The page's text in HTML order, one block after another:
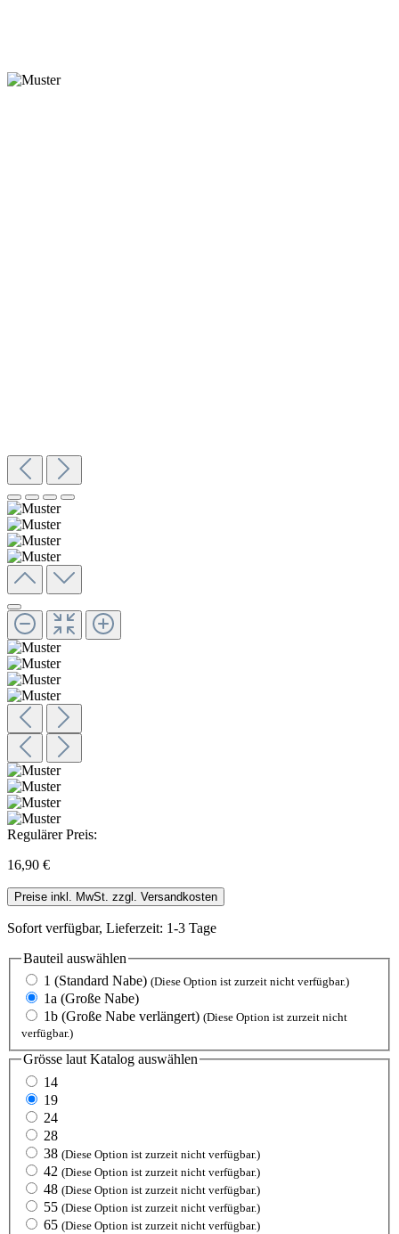
Regulärer Preis:
16,90 €
Preise inkl. MwSt. zzgl. Versandkosten
Sofort verfügbar, Lieferzeit: 1-3 Tage
Bauteil auswählen
1 (Standard Nabe) (Diese Option ist zurzeit nicht verfügbar.)
1a (Große Nabe)
1b (Große Nabe verlängert) (Diese Option ist zurzeit nicht
verfügbar.)
Grösse laut Katalog auswählen
14
19
24
28
38 (Diese Option ist zurzeit nicht verfügbar.)
42 (Diese Option ist zurzeit nicht verfügbar.)
48 (Diese Option ist zurzeit nicht verfügbar.)
55 (Diese Option ist zurzeit nicht verfügbar.)
65 (Diese Option ist zurzeit nicht verfügbar.)